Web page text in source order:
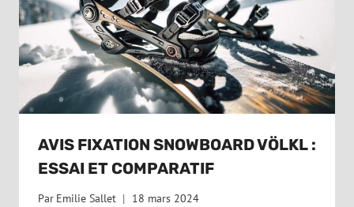
AVIS FIXATION SNOWBOARD VÖLKL :
ESSAI ET COMPARATIF
Par Emilie Sallet 18 mars 2024